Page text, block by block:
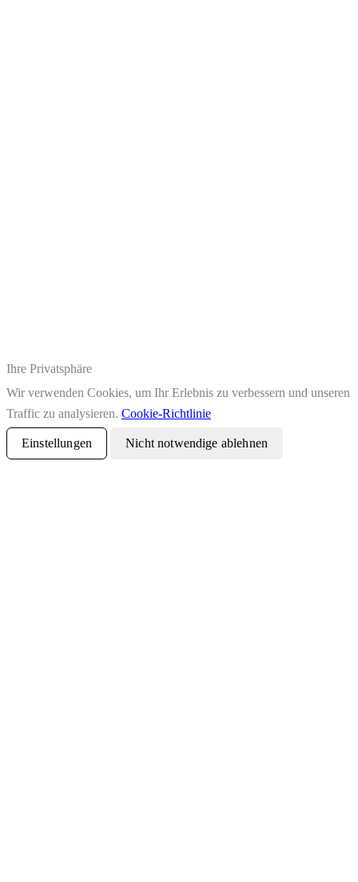
Ihre Privatsphäre
Wir verwenden Cookies, um Ihr Erlebnis zu verbessern und unseren
Traffic zu analysieren. Cookie-Richtlinie
Einstellungen Nicht notwendige ablehnen